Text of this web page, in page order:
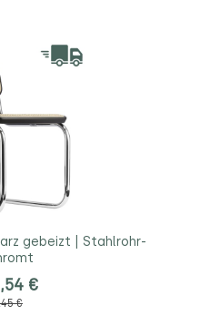
gebeizt | Stahlrohr-
€
€